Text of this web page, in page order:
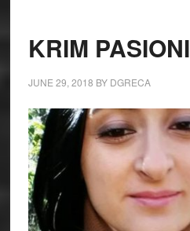
KRIM PASIONI
JUNE 29, 2018 BY DGRECA